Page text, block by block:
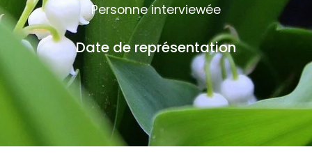
Personne interviewée
Date de représentation